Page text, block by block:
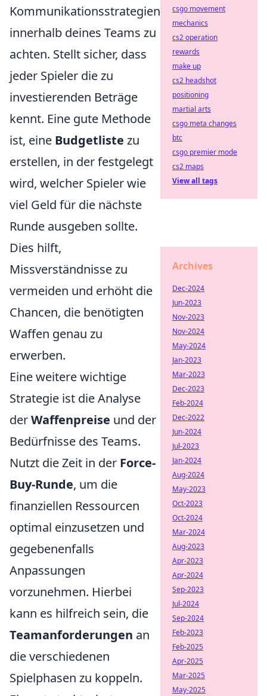
Kommunikationsstrategien
innerhalb deines Teams zu
achten. Stellt sicher, dass
jeder Spieler die zu
investierenden Beträge
kennt. Eine gute Methode
ist, eine Budgetliste zu
erstellen, in der festgelegt
wird, welcher Spieler wie
viel Geld für die nächste
Runde ausgeben sollte.
Dies hilft,
Missverständnisse zu
vermeiden und erhöht die
Chancen, die benötigten
Waffen genau zu
erwerben.
Eine weitere wichtige
Strategie ist die Analyse
derWaffenpreise und der
Bedürfnisse des Teams.
Nutzt die Zeit in der Force-
Buy-Runde, um die
finanziellen Ressourcen
optimal einzusetzen und
gegebenenfalls
Anpassungen
vorzunehmen. Hierbei
kann es hilfreich sein, die
Teamanforderungen an
die verschiedenen
Spielphasen zu koppeln.
csgo movement
mechanics
cs2 operation
rewards
make up
cs2 headshot
positioning
martial arts
csgo meta changes
btc
csgo premier mode
cs2 maps
View all tags
Archives
Dec-2024
Jun-2023
Nov-2023
Nov-2024
May-2024
Jan-2023
Mar-2023
Dec-2023
Feb-2024
Dec-2022
Jun-2024
Jul-2023
Jan-2024
Aug-2024
May-2023
Oct-2023
Oct-2024
Mar-2024
Aug-2023
Apr-2023
Apr-2024
Sep-2023
Jul-2024
Sep-2024
Feb-2023
Feb-2025
Apr-2025
Mar-2025
May-2025